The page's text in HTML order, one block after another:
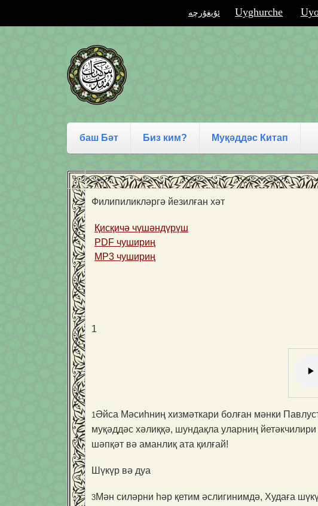
ئۇيغۇرچە Uyghurche
баш Бәт Биз ким? Муқәддәс Китап
Филипиликләргә йезилған хәт
Қисқичә чүшәндүрүш
PDF чушириң
MP3 чушириң
1
1Әйса Мәсиһниң хизмәткари болған мәнки
муқәддәс хәлиққә, шундақла уларниң
шәпқәт вә аманлиқ ата қилғай!
Шүкүр вә дуа
3Мән силәрни һәр қетим әслигинимдә, Худаға